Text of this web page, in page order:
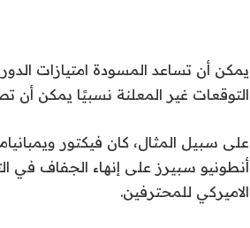
يمكن أن تساعد المسودة امتيازات
التوقعات غير المعلنة نسبيًا يمكن أن
أنطونيو سبيرز على إنهاء الجفاف في
الاميركي للمحترفين.